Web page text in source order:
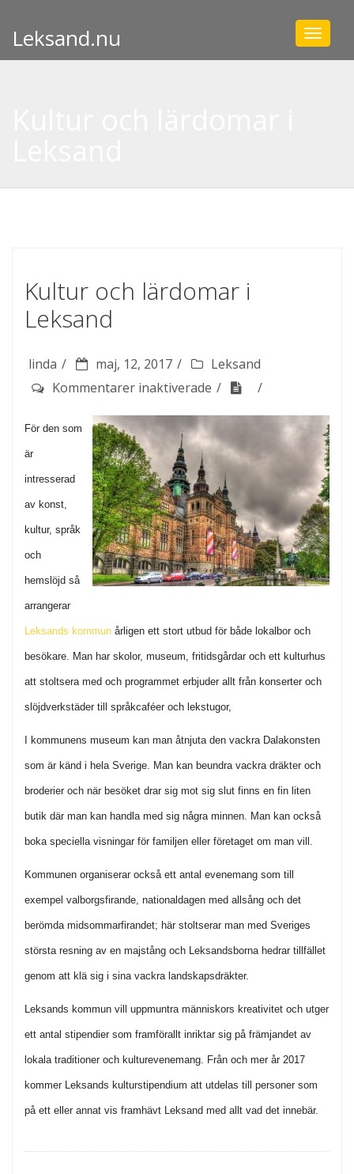
Leksand.nu
Toggle
Kultur och lärdomar i
Leksand
linda maj, 12, 2017
Leksand
Kommentarer inaktiverade för
och
lärdomar
Leksand
För den som
är
intresserad
av konst,
kultur, språk
och
hemslöjd så
arrangerar
Leksands kommun årligen ett stort utbud för både lokalbor och
besökare. Man har skolor, museum, fritidsgårdar och ett kulturhus
att stoltsera med och programmet erbjuder allt från konserter och
slöjdverkstäder till språkcaféer och lekstugor,
I kommunens museum kan man åtnjuta den vackra Dalakonsten
som är känd i hela Sverige. Man kan beundra vackra dräkter och
broderier och när besöket drar sig mot sig slut finns en fin liten
butik där man kan handla med sig några minnen. Man kan också
boka speciella visningar för familjen eller företaget om man vill.
Kommunen organiserar också ett antal evenemang som till
exempel valborgsfirande, nationaldagen med allsång och det
berömda midsommarfirandet; här stoltserar man med Sveriges
största resning av en majstång och Leksandsborna hedrar tillfället
genom att klä sig i sina vackra landskapsdräkter.
Leksands kommun vill uppmuntra människors kreativitet och utger
ett antal stipendier som framförallt inriktar sig på främjandet av
lokala traditioner och kulturevenemang. Från och mer år 2017
kommer Leksands kulturstipendium att utdelas till personer som
på ett eller annat vis framhävt Leksand med allt vad det innebär.